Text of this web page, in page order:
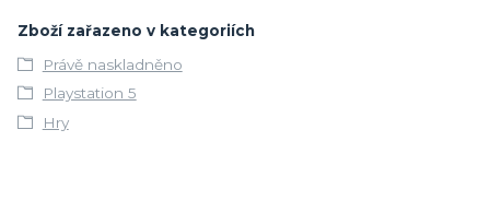
Zboží zařazeno v kategoriích
Právě naskladněno
Playstation 5
Hry